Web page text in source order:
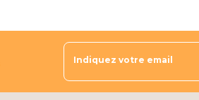
Indiquez votre email